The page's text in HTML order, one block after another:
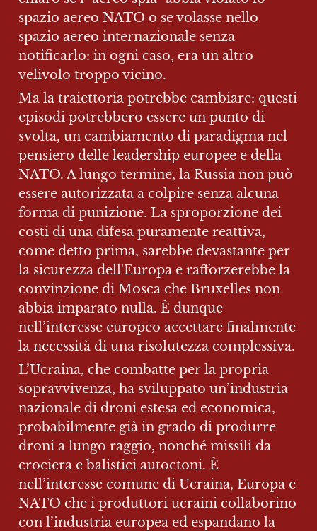
spazio aereo NATO o se volasse nello
spazio aereo internazionale senza
notificarlo: in ogni caso, era un altro
velivolo troppo vicino.
Ma la traiettoria potrebbe cambiare: questi
episodi potrebbero essere un punto di
svolta, un cambiamento di paradigma nel
pensiero delle leadership europee e della
NATO. A lungo termine, la Russia non può
essere autorizzata a colpire senza alcuna
forma di punizione. La sproporzione dei
costi di una difesa puramente reattiva,
come detto prima, sarebbe devastante per
la sicurezza dell'Europa e rafforzerebbe la
convinzione di Mosca che Bruxelles non
abbia imparato nulla. È dunque
nell’interesse europeo accettare finalmente
la necessità di una risolutezza complessiva.
L’Ucraina, che combatte per la propria
sopravvivenza, ha sviluppato un’industria
nazionale di droni estesa ed economica,
probabilmente già in grado di produrre
droni a lungo raggio, nonché missili da
crociera e balistici autoctoni. È
nell’interesse comune di Ucraina, Europa e
NATO che i produttori ucraini collaborino
con l’industria europea ed espandano la